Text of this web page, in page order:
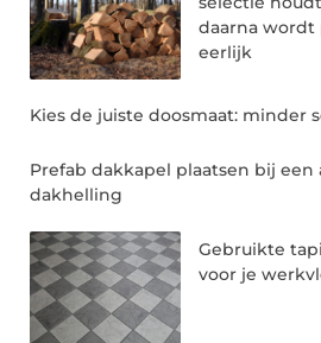
daarna
eerlijk
Kies de juiste doosmaat: minder
Prefab dakkapel plaatsen bij
dakhelling
Gebruikte
voor je